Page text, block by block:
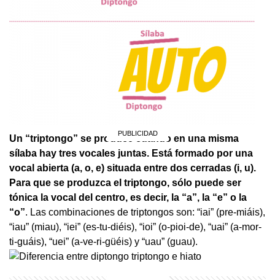
Un “triptongo” se produce cuando en una misma
sílaba hay tres vocales juntas. Está formado por una
vocal abierta (a, o, e) situada entre dos cerradas (i, u).
Para que se produzca el triptongo, sólo puede ser
tónica la vocal del centro, es decir, la “a”, la “e” o la
“o”. Las combinaciones de triptongos son: “iai” (pre-miáis),
“iau” (miau), “iei” (es-tu-diéis), “ioi” (o-pioi-de), “uai” (a-mor-
ti-guáis), “uei” (a-ve-ri-güéis) y “uau” (guau).